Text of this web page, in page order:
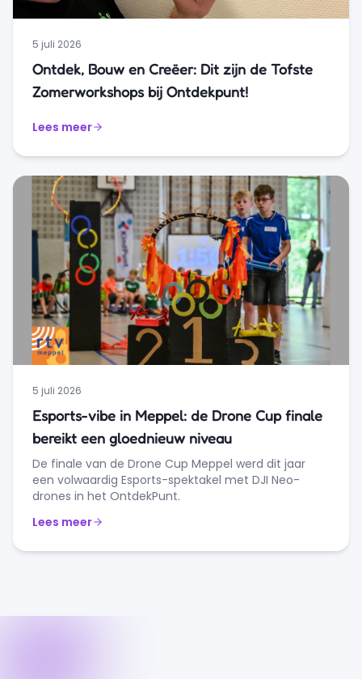
5 juli 2026
Ontdek, Bouw en Creëer: Dit zijn de Tofste
Zomerworkshops bij Ontdekpunt!
Lees meer
5 juli 2026
Esports-vibe in Meppel: de Drone Cup finale
bereikt een gloednieuw niveau
De finale van de Drone Cup Meppel werd dit jaar
een volwaardig Esports-spektakel met DJI Neo-
drones in het OntdekPunt.
Lees meer